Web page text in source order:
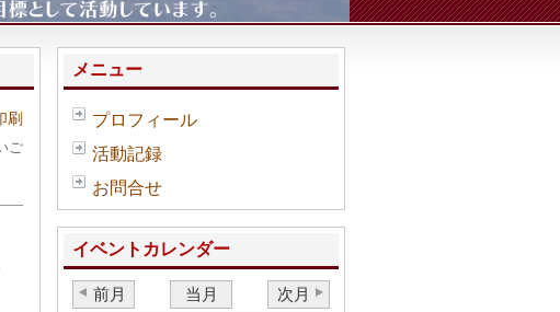
刷
ご
メニュー
プロフィール
活動記録
お問合せ
イベントカレンダー
前月 当月 次月